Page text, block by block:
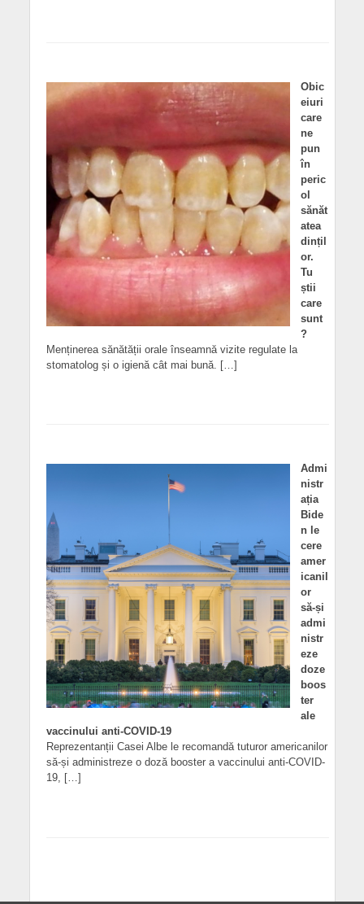
Obic
eiuri
care
ne
pun
în
peric
ol
sănăt
atea
dințil
or.
Tu
știi
care
sunt
?
Menținerea sănătății orale înseamnă vizite regulate la
stomatolog și o igienă cât mai bună. […]
Admi
nistr
ația
Bide
n le
cere
amer
icanil
or
să-și
admi
nistr
eze
doze
boos
ter
ale
vaccinului anti-COVID-19
Reprezentanții Casei Albe le recomandă tuturor americanilor
să-și administreze o doză booster a vaccinului anti-COVID-
19, […]